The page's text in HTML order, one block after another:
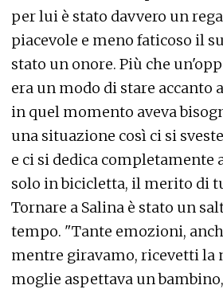
per lui è stato davvero un
piacevole e meno faticoso il
stato un onore. Più che
era un modo di stare accanto
in quel momento aveva
una situazione così ci si
e ci si dedica completamente
solo in bicicletta, il merito di
Tornare a Salina è stato un
tempo. "Tante emozioni,
mentre giravamo, ricevetti la
moglie aspettava un